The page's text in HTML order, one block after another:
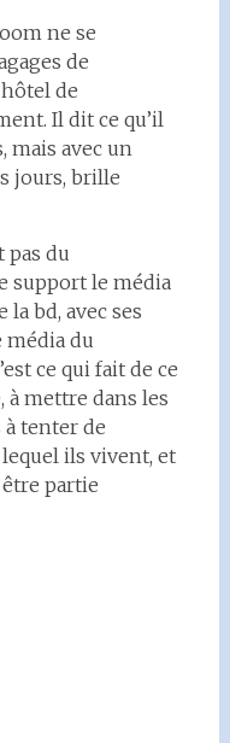
ne se
de
de
Il dit ce qu’il
mais avec un
jours, brille
pas du
support le média
la bd, avec ses
média du
ce qui fait de ce
à mettre dans les
tenter de
ils vivent, et
partie